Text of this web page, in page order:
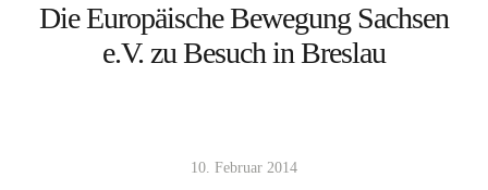
Die Europäische Bewegung Sachsen
e.V. zu Besuch in Breslau
10. Februar 2014